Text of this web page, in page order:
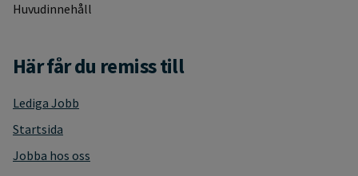
Huvudinnehåll
Här får du remiss till
Lediga Jobb
Startsida
Jobba hos oss